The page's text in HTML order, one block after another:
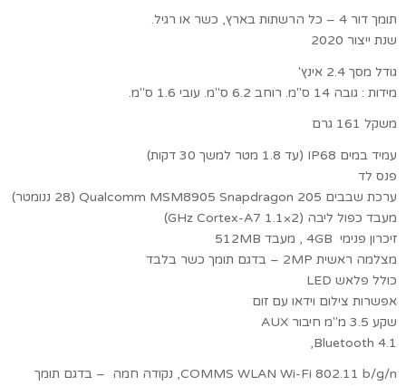
תומך דור 4 – כל הרשתות בארץ, כשר או רגיל.
שנת ייצור 2020
גודל מסך 2.4 אינץ'
מידות : גובה 14 ס"מ. רוחב 6.2 ס"מ. עובי 1.6 ס"מ.
משקל 161 גרם
עמיד במים IP68 (עד 1.8 מטר למשך 30 דקות)
פנס לד
ערכת שבבים Qualcomm MSM8905 Snapdragon 205 (28 ננומטר)
מעבד כפול ליבה (2×1.1 GHz Cortex-A7)
זיכרון פנימי 4GB , מעבד 512MB
מצלמה ראשית 2MP – בדגם תומך כשר בלבד
כולל פלאש LED
אפשרות צילום וידאו עם זום
שקע 3.5 מ"מ חיבור AUX
Bluetooth 4.1,
COMMS WLAN Wi-Fi 802.11 b/g/n, נקודה חמה – בדגם תומך